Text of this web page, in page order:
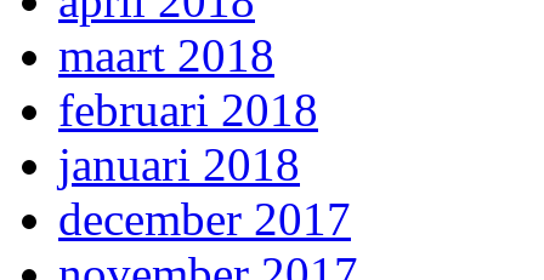
maart 2018
februari 2018
januari 2018
december 2017